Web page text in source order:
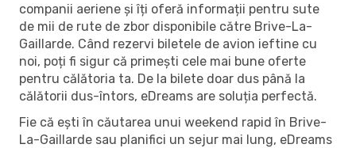
companii aeriene și îți oferă informații pentru sute
de mii de rute de zbor disponibile către Brive-La-
Gaillarde. Când rezervi biletele de avion ieftine cu
noi, poți fi sigur că primești cele mai bune oferte
pentru călătoria ta. De la bilete doar dus până la
călătorii dus-întors, eDreams are soluția perfectă.
Fie că ești în căutarea unui weekend rapid în Brive-
La-Gaillarde sau planifici un sejur mai lung, eDreams